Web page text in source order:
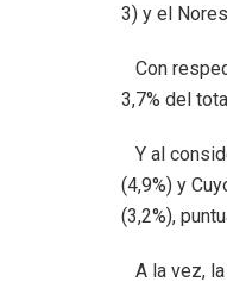
3) y el
Con
3,7% del
Y al
(4,9%) y
(3,2%),
A la vez,